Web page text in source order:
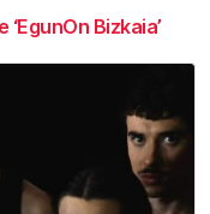
Bizkaia’